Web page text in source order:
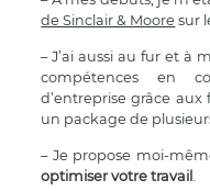
de Sinclair & Moore sur
– J’ai aussi au fur et à
compétences en
d’entreprise grâce
un package de
– Je propose moi-
optimiser votre travail